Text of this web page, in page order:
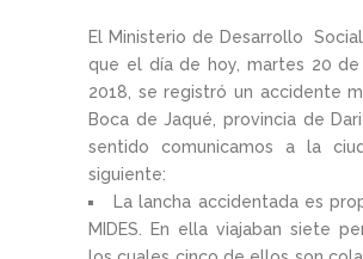
El Ministerio de Desarrollo
que el día de hoy, martes 20
2018, se registró un accidente
Boca de Jaqué, provincia de
sentido comunicamos a la
siguiente:
La lancha accidentada es
MIDES. En ella viajaban siete